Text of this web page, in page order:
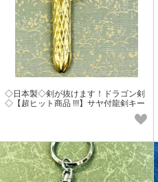
◇日本製◇剣が抜けます！ドラゴン剣
◇【超ヒット商品 !!!】サヤ付龍剣キー